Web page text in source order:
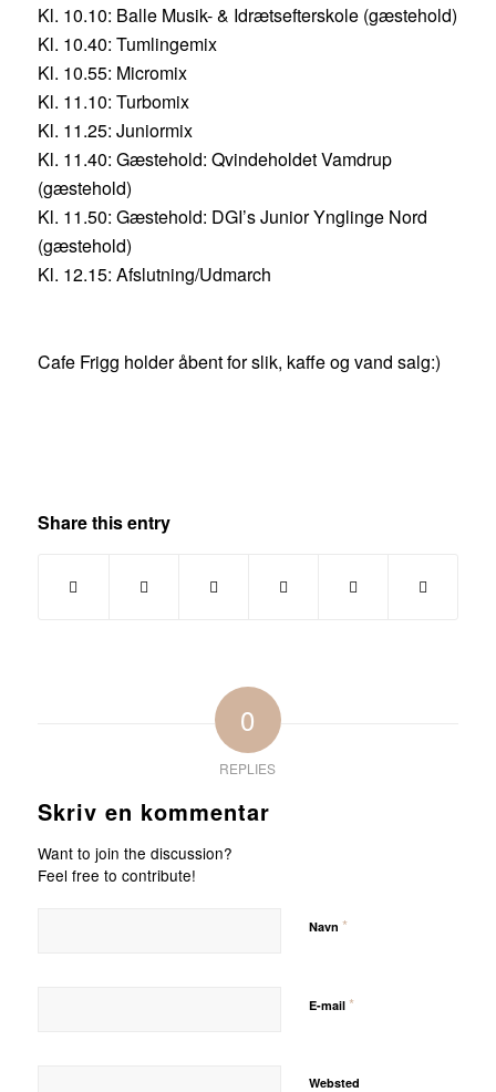
Kl. 10.10: Balle Musik- & Idrætsefterskole (gæstehold)
Kl. 10.40: Tumlingemix
Kl. 10.55: Micromix
Kl. 11.10: Turbomix
Kl. 11.25: Juniormix
Kl. 11.40: Gæstehold: Qvindeholdet Vamdrup
(gæstehold)
Kl. 11.50: Gæstehold: DGI’s Junior Ynglinge Nord
(gæstehold)
Kl. 12.15: Afslutning/Udmarch
Cafe Frigg holder åbent for slik, kaffe og vand salg:)
Share this entry
0
REPLIES
Skriv en kommentar
Want to join the discussion?
Feel free to contribute!
Navn *
E-mail *
Websted